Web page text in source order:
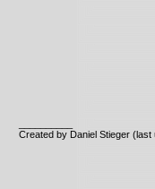
Created by Daniel Stieger(last